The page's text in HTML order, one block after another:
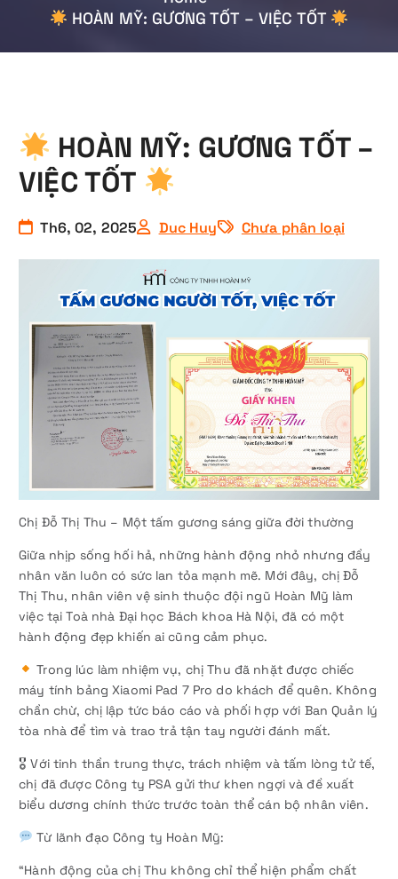
HOÀN MỸ: GƯƠNG TỐT – VIỆC TỐT
HOÀN MỸ: GƯƠNG TỐT –
VIỆC TỐT
Th6, 02, 2025 Duc Huy Chưa phân loại
Chị Đỗ Thị Thu – Một tấm gương sáng giữa đời thường
Giữa nhịp sống hối hả, những hành động nhỏ nhưng đầy
nhân văn luôn có sức lan tỏa mạnh mẽ. Mới đây, chị Đỗ
Thị Thu, nhân viên vệ sinh thuộc đội ngũ Hoàn Mỹ làm
việc tại Toà nhà Đại học Bách khoa Hà Nội, đã có một
hành động đẹp khiến ai cũng cảm phục.
Trong lúc làm nhiệm vụ, chị Thu đã nhặt được chiếc
máy tính bảng Xiaomi Pad 7 Pro do khách để quên. Không
chần chừ, chị lập tức báo cáo và phối hợp với Ban Quản lý
tòa nhà để tìm và trao trả tận tay người đánh mất.
🎖 Với tinh thần trung thực, trách nhiệm và tấm lòng tử tế,
chị đã được Công ty PSA gửi thư khen ngợi và đề xuất
biểu dương chính thức trước toàn thể cán bộ nhân viên.
Từ lãnh đạo Công ty Hoàn Mỹ:
“Hành động của chị Thu không chỉ thể hiện phẩm chất